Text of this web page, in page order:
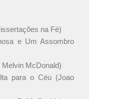
na Fé)
e Um Assombro
McDonald)
para o Céu (Joao